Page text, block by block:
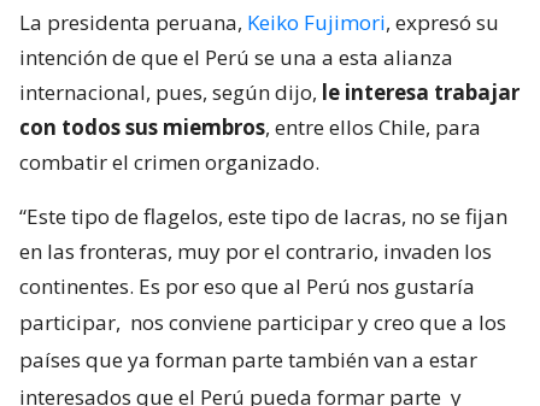
La presidenta peruana, Keiko Fujimori, expresó su
intención de que el Perú se una a esta alianza
internacional, pues, según dijo, le interesa trabajar
con todos sus miembros, entre ellos Chile, para
combatir el crimen organizado.
“Este tipo de flagelos, este tipo de lacras, no se fijan
en las fronteras, muy por el contrario, invaden los
continentes. Es por eso que al Perú nos gustaría
participar, nos conviene participar y creo que a los
países que ya forman parte también van a estar
interesados que el Perú pueda formar parte y